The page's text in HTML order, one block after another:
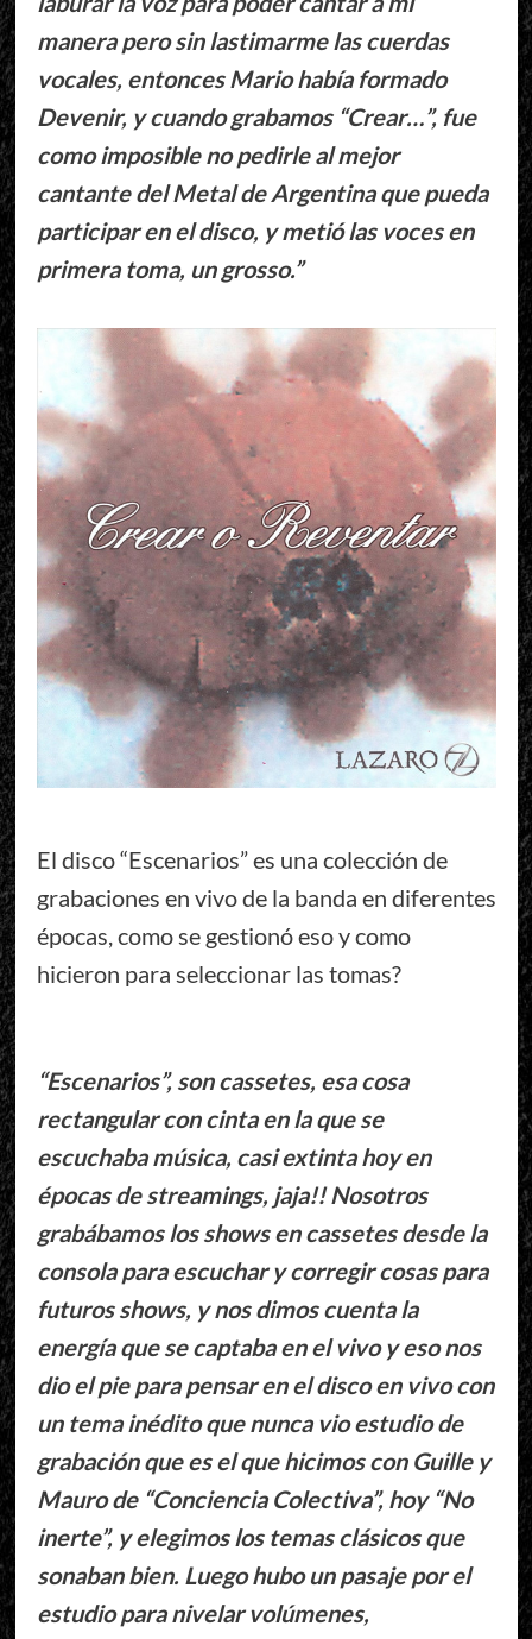
manera pero sin lastimarme las cuerdas
vocales, entonces Mario había formado
Devenir, y cuando grabamos “Crear…”, fue
como imposible no pedirle al mejor
cantante del Metal de Argentina que pueda
participar en el disco, y metió las voces en
primera toma, un grosso.”
El disco “Escenarios” es una colección de
grabaciones en vivo de la banda en diferentes
épocas, como se gestionó eso y como
hicieron para seleccionar las tomas?
“Escenarios”, son cassetes, esa cosa
rectangular con cinta en la que se
escuchaba música, casi extinta hoy en
épocas de streamings, jaja!! Nosotros
grabábamos los shows en cassetes desde la
consola para escuchar y corregir cosas para
futuros shows, y nos dimos cuenta la
energía que se captaba en el vivo y eso nos
dio el pie para pensar en el disco en vivo con
un tema inédito que nunca vio estudio de
grabación que es el que hicimos con Guille y
Mauro de “Conciencia Colectiva”, hoy “No
inerte”, y elegimos los temas clásicos que
sonaban bien. Luego hubo un pasaje por el
estudio para nivelar volúmenes,